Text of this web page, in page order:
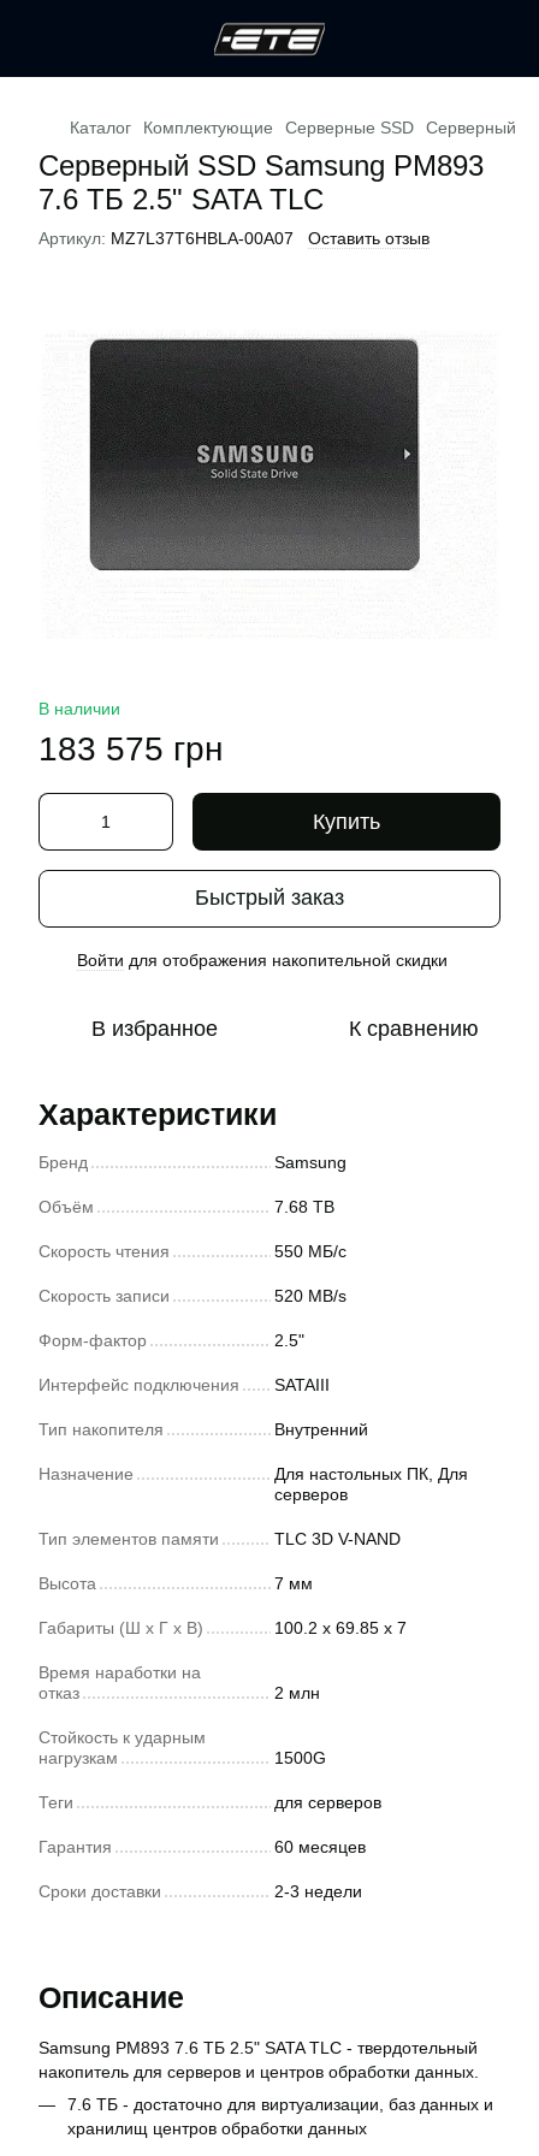
Каталог Комплектующие Серверные SSD Серверный
Серверный SSD Samsung PM893
7.6 ТБ 2.5" SATA TLC
Артикул: MZ7L37T6HBLA-00A07 Оставить отзыв
В наличии
183 575 грн
Купить
Быстрый заказ
Войти для отображения накопительной скидки
В избранное К сравнению
Характеристики
Бренд Samsung
Объём 7.68 TB
Скорость чтения 550 МБ/с
Скорость записи 520 MB/s
Форм-фактор 2.5"
Интерфейс подключения SATAIII
Тип накопителя Внутренний
Назначение
Для настольных ПК, Для
серверов
Тип элементов памяти TLC 3D V-NAND
Высота 7 мм
Габариты (Ш x Г x В) 100.2 x 69.85 x 7
Время наработки на
отказ
2 млн
Стойкость к ударным
нагрузкам
1500G
Теги для серверов
Гарантия 60 месяцев
Сроки доставки 2-3 недели
Описание
Samsung PM893 7.6 ТБ 2.5" SATA TLC - твердотельный
накопитель для серверов и центров обработки данных.
7.6 ТБ - достаточно для виртуализации, баз данных и
хранилищ центров обработки данных